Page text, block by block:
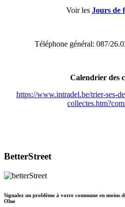
Voir les Jours de
Téléphone général: 087/
Calendrier des
https://www.intradel.be/trier-ses-
BetterStreet
Signalez un problème à votre commune en moins
Olne